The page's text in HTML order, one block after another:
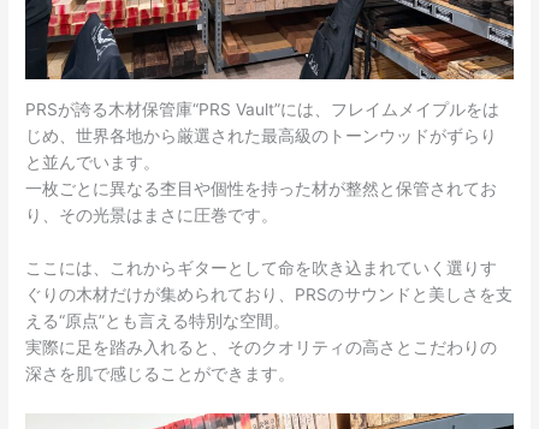
PRSが誇る木材保管庫“PRS Vault”には、フレイムメイプルをは
じめ、世界各地から厳選された最高級のトーンウッドがずらり
と並んでいます。
一枚ごとに異なる杢目や個性を持った材が整然と保管されてお
り、その光景はまさに圧巻です。
ここには、これからギターとして命を吹き込まれていく選りす
ぐりの木材だけが集められており、PRSのサウンドと美しさを支
える“原点”とも言える特別な空間。
実際に足を踏み入れると、そのクオリティの高さとこだわりの
深さを肌で感じることができます。